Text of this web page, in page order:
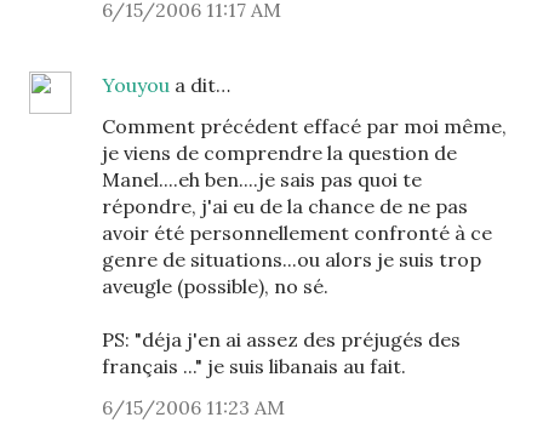
6/15/2006 11:17 AM
Youyou a dit…
Comment précédent effacé par moi même,
je viens de comprendre la question de
Manel....eh ben....je sais pas quoi te
répondre, j'ai eu de la chance de ne pas
avoir été personnellement confronté à ce
genre de situations...ou alors je suis trop
aveugle (possible), no sé.
PS: "déja j'en ai assez des préjugés des
français ..." je suis libanais au fait.
6/15/2006 11:23 AM